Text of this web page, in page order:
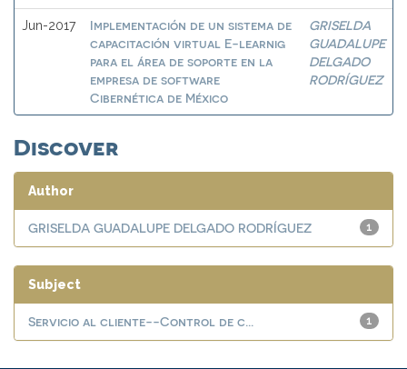
Jun-2017
Implementación de un sistema de
capacitación virtual E-learnig
para el área de soporte en la
empresa de software
Cibernética de México
GRISELDA
GUADALUPE
DELGADO
RODRÍGUEZ
Discover
Author
1
GRISELDA GUADALUPE DELGADO RODRÍGUEZ
Subject
1
Servicio al cliente--Control de c...